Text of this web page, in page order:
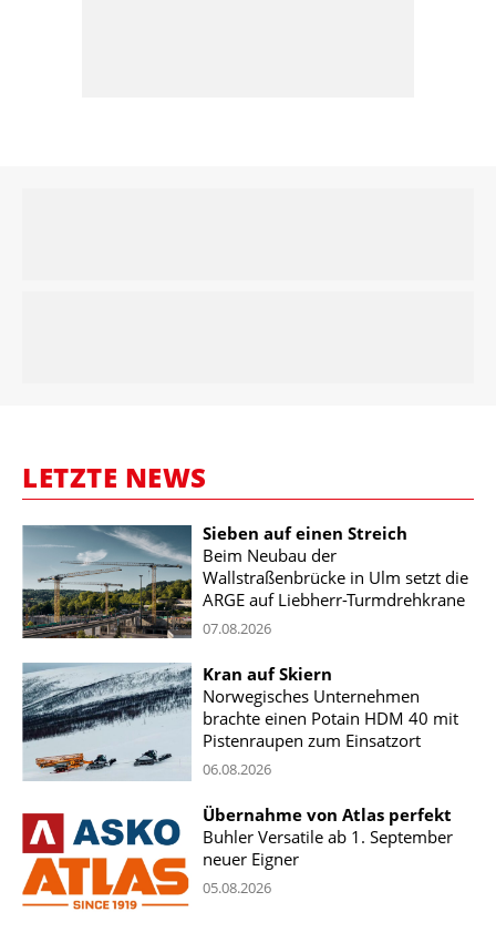
LETZTE NEWS
Sieben auf einen Streich
Beim Neubau der
Wallstraßenbrücke in Ulm setzt die
ARGE auf Liebherr-Turmdrehkrane
07.08.2026
Kran auf Skiern
Norwegisches Unternehmen
brachte einen Potain HDM 40 mit
Pistenraupen zum Einsatzort
06.08.2026
Übernahme von Atlas perfekt
Buhler Versatile ab 1. September
neuer Eigner
05.08.2026